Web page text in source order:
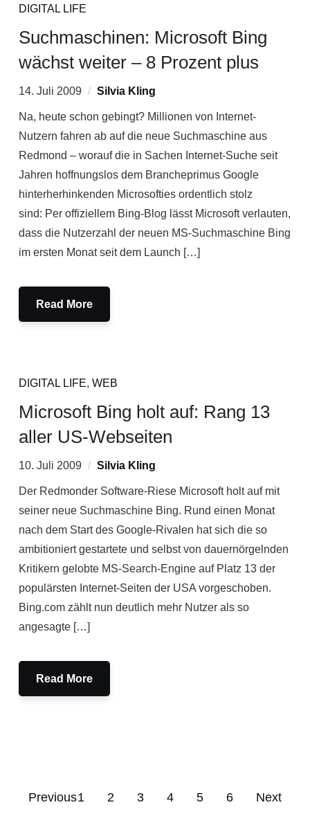
DIGITAL LIFE
Suchmaschinen: Microsoft Bing
wächst weiter – 8 Prozent plus
14. Juli 2009 Silvia Kling
Na, heute schon gebingt? Millionen von Internet-
Nutzern fahren ab auf die neue Suchmaschine aus
Redmond – worauf die in Sachen Internet-Suche seit
Jahren hoffnungslos dem Brancheprimus Google
hinterherhinkenden Microsofties ordentlich stolz
sind: Per offiziellem Bing-Blog lässt Microsoft verlauten,
dass die Nutzerzahl der neuen MS-Suchmaschine Bing
im ersten Monat seit dem Launch […]
Read More
DIGITAL LIFE, WEB
Microsoft Bing holt auf: Rang 13
aller US-Webseiten
10. Juli 2009 Silvia Kling
Der Redmonder Software-Riese Microsoft holt auf mit
seiner neue Suchmaschine Bing. Rund einen Monat
nach dem Start des Google-Rivalen hat sich die so
ambitioniert gestartete und selbst von dauernörgelnden
Kritikern gelobte MS-Search-Engine auf Platz 13 der
populärsten Internet-Seiten der USA vorgeschoben.
Bing.com zählt nun deutlich mehr Nutzer als so
angesagte […]
Read More
Previous1 2 3 4 5 6 Next